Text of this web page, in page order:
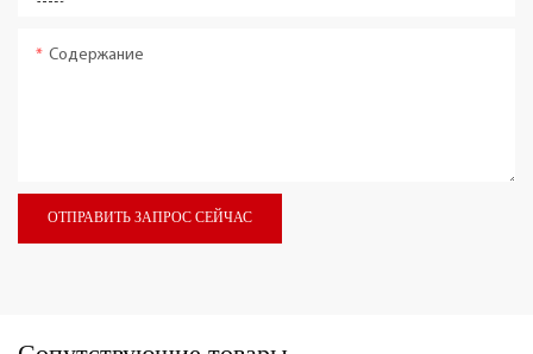
Содержание
ОТПРАВИТЬ ЗАПРОС СЕЙЧАС